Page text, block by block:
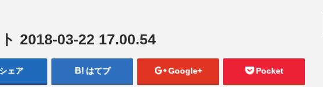
2018-03-22 17.00.54
シェア はてブ Google+ Pocket